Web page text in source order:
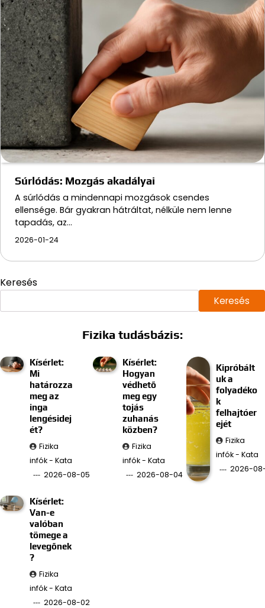
Súrlódás: Mozgás akadályai
A súrlódás a mindennapi mozgások csendes
ellensége. Bár gyakran hátráltat, nélküle nem lenne
tapadás, az…
2026-01-24
Keresés
Keresés
Fizika tudásbázis:
Kísérlet:
Mi
határozza
meg az
inga
lengésidej
ét?
Fizika
infók - Kata
2026-08-05
Kísérlet:
Hogyan
védhető
meg egy
tojás
zuhanás
közben?
Fizika
infók - Kata
2026-08-04
Kipróbált
uk a
folyadéko
k
felhajtóer
ejét
Fizika
infók - Kata
2026-
Kísérlet:
Van-e
valóban
tömege a
levegőnek
?
Fizika
infók - Kata
2026-08-02